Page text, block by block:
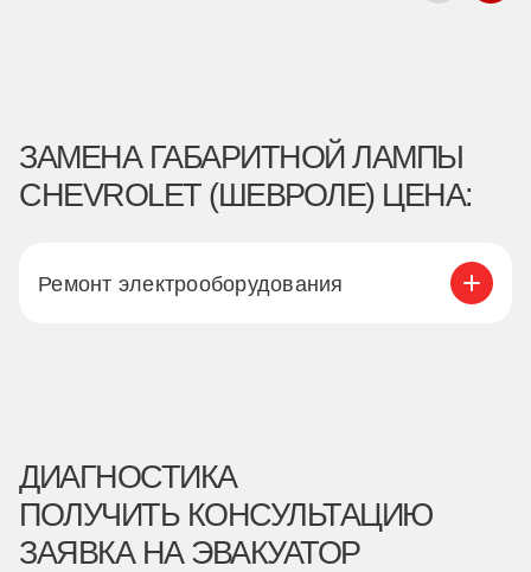
ЗАМЕНА ГАБАРИТНОЙ ЛАМПЫ
CHEVROLET (ШЕВРОЛЕ) ЦЕНА:
Ремонт электрооборудования
ДИАГНОСТИКА
ПОЛУЧИТЬ КОНСУЛЬТАЦИЮ
ЗАЯВКА НА ЭВАКУАТОР